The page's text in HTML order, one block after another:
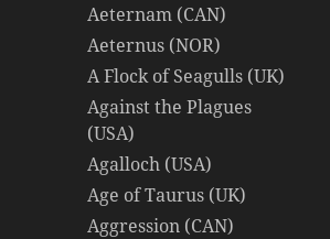
Aeternam (CAN)
Aeternus (NOR)
A Flock of Seagulls (UK)
Against the Plagues
(USA)
Agalloch (USA)
Age of Taurus (UK)
Aggression (CAN)